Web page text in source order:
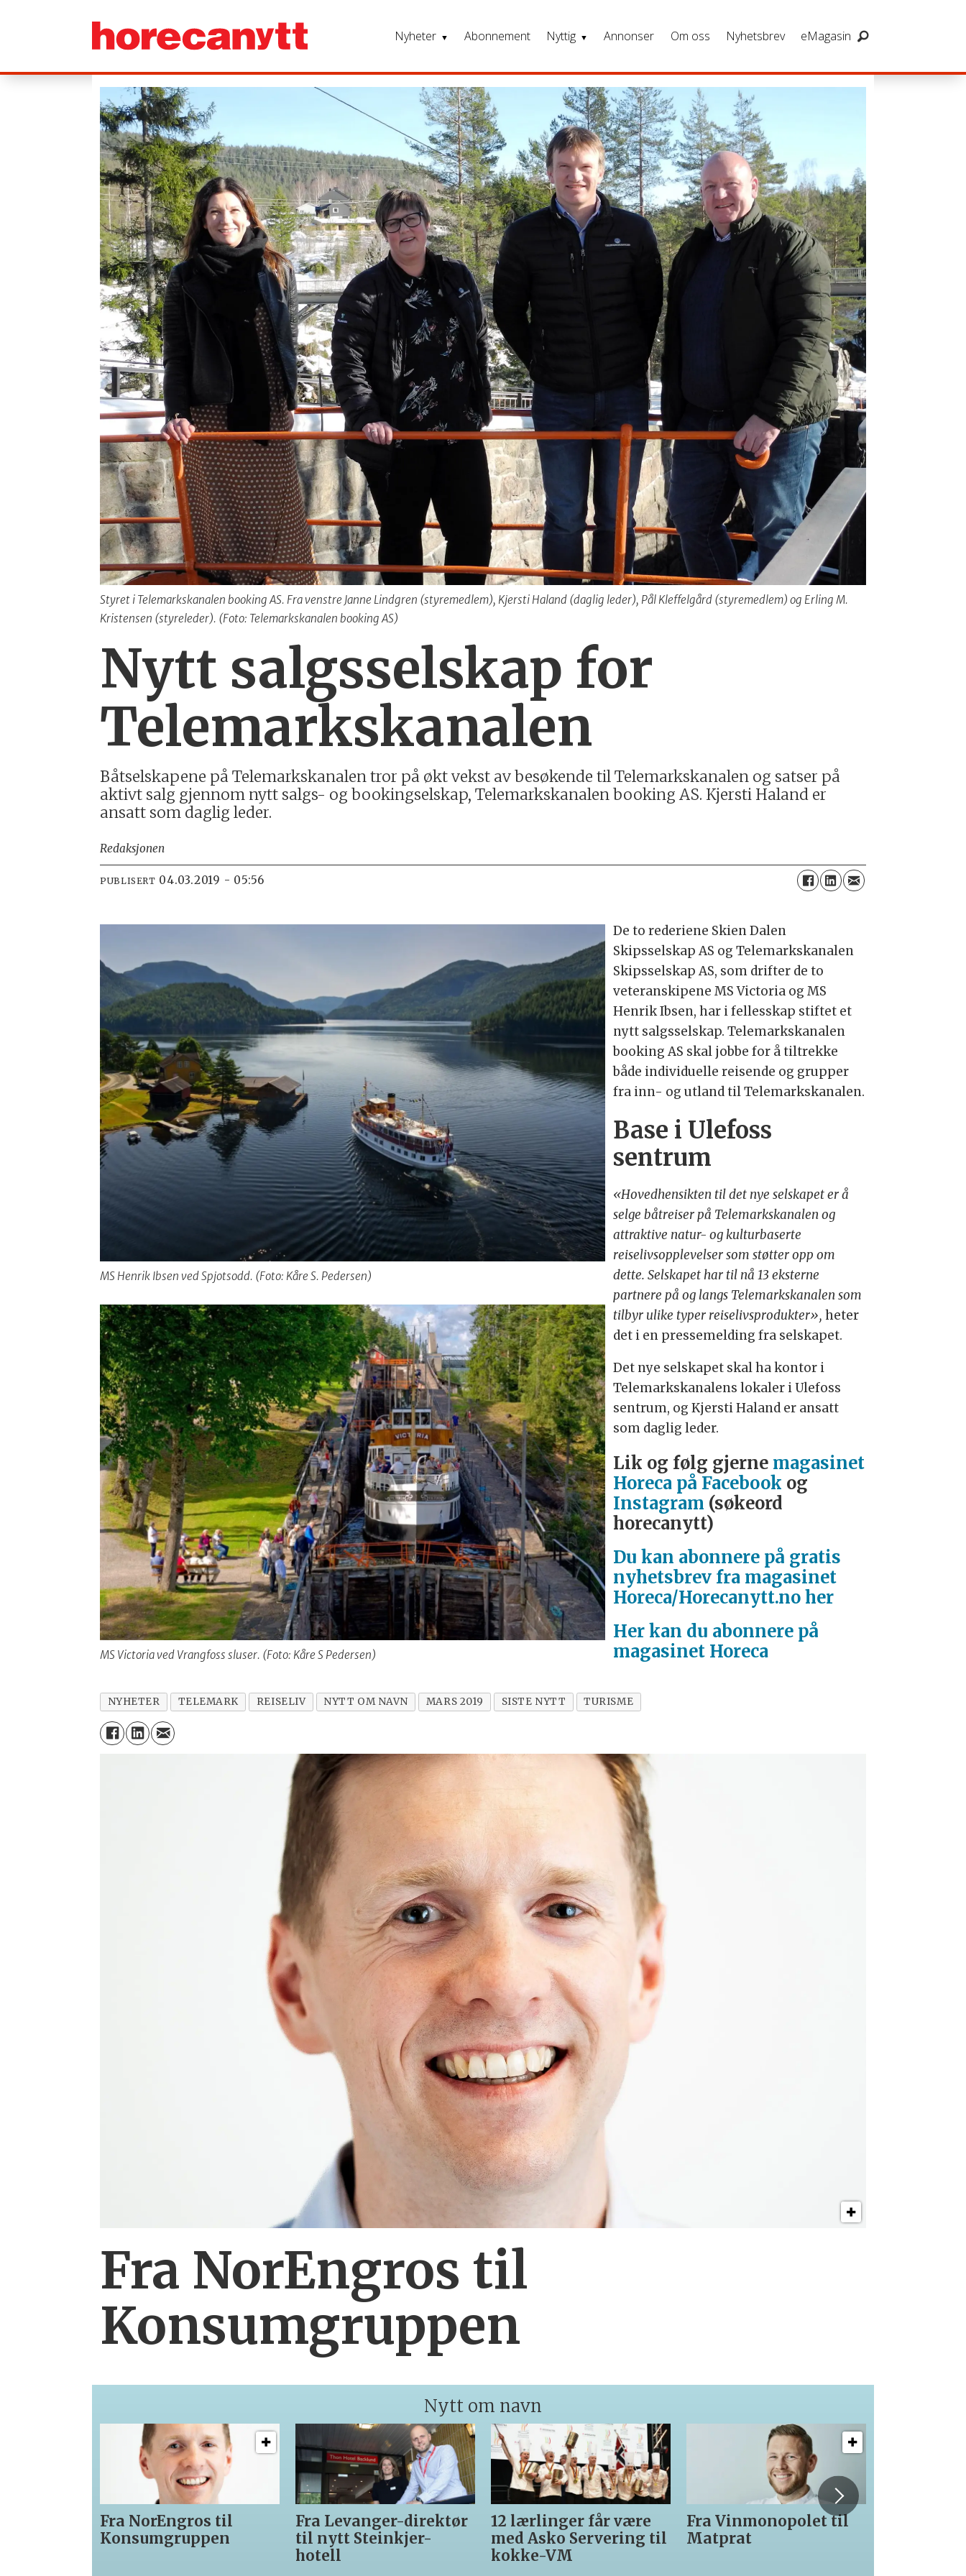
Nyheter Abonnement Nyttig Annonser Om oss Nyhetsbrev eMagasin
Styret i Telemarkskanalen booking AS. Fra venstre Janne Lindgren (styremedlem), Kjersti Haland (daglig leder), Pål Kleffelgård (styremedlem) og Erling M.
Kristensen (styreleder). (Foto: Telemarkskanalen booking AS)
Nytt salgsselskap for
Telemarkskanalen
Båtselskapene på Telemarkskanalen tror på økt vekst av besøkende til Telemarkskanalen og satser på
aktivt salg gjennom nytt salgs- og bookingselskap, Telemarkskanalen booking AS. Kjersti Haland er
ansatt som daglig leder.
Redaksjonen
PUBLISERT 04.03.2019 - 05:56
MS Henrik Ibsen ved Spjotsodd. (Foto: Kåre S. Pedersen)
De to rederiene Skien Dalen
Skipsselskap AS og Telemarkskanalen
Skipsselskap AS, som drifter de to
veteranskipene MS Victoria og MS
Henrik Ibsen, har i fellesskap stiftet et
nytt salgsselskap. Telemarkskanalen
booking AS skal jobbe for å tiltrekke
både individuelle reisende og grupper
fra inn- og utland til Telemarkskanalen.
MS Victoria ved Vrangfoss sluser. (Foto: Kåre S Pedersen)
Base i Ulefoss
sentrum
«Hovedhensikten til det nye selskapet er å
selge båtreiser på Telemarkskanalen og
attraktive natur- og kulturbaserte
reiselivsopplevelser som støtter opp om
dette. Selskapet har til nå 13 eksterne
partnere på og langs Telemarkskanalen som
tilbyr ulike typer reiselivsprodukter», heter
det i en pressemelding fra selskapet.
Det nye selskapet skal ha kontor i
Telemarkskanalens lokaler i Ulefoss
sentrum, og Kjersti Haland er ansatt
som daglig leder.
Lik og følg gjerne magasinet
Horeca på Facebook og
Instagram (søkeord
horecanytt)
Du kan abonnere på gratis
nyhetsbrev fra magasinet
Horeca/Horecanytt.no her
Her kan du abonnere på
magasinet Horeca
NYHETER TELEMARK REISELIV NYTT OM NAVN MARS 2019 SISTE NYTT TURISME
Fra NorEngros til
Konsumgruppen
Nytt om navn
Fra NorEngros til
Konsumgruppen
Fra Levanger-direktør
til nytt Steinkjer-
hotell
12 lærlinger får være
med Asko Servering til
kokke-VM
Fra Vinmonopolet til
Matprat
Gir seg som